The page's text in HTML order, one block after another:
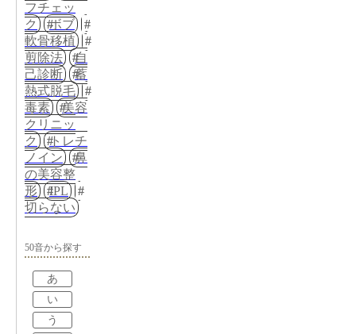
フチェッ
ク
ボブ
軟骨移植
剪除法
自
己診断
蓄
熱式脱毛
毒素
美容
クリニッ
ク
トレチ
ノイン
鼻
の美容整
形
IPL
切らない
50音から探す
あ
い
う